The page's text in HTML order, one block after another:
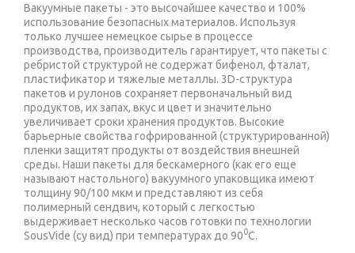
Вакуумные пакеты - это высочайшее качество и 100%
использование безопасных материалов. Используя
только лучшее немецкое сырье в процессе
производства, производитель гарантирует, что пакеты с
ребристой структурой не содержат бифенол, фталат,
пластификатор и тяжелые металлы. 3D-структура
пакетов и рулонов сохраняет первоначальный вид
продуктов, их запах, вкус и цвет и значительно
увеличивает сроки хранения продуктов. Высокие
барьерные свойства гофрированной (структурированной)
пленки защитят продукты от воздействия внешней
среды. Наши пакеты для бескамерного (как его еще
называют настольного) вакуумного упаковщика имеют
толщину 90/100 мкм и представляют из себя
полимерный сендвич, который с легкостью
выдерживает несколько часов готовки по технологии
SousVide (су вид) при температурах до 900С.